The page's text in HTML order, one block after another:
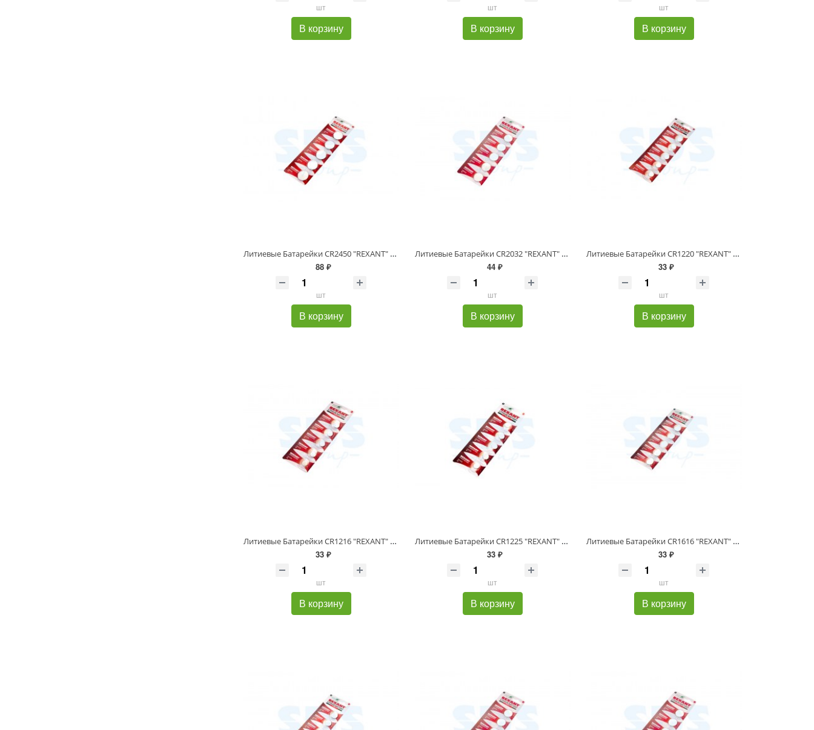
шт
В корзину
шт
В корзину
шт
В корзину
Литиевые Батарейки CR2450 "REXANT" 5 шт 3 V 580 mAh блистер
88 ₽
шт
В корзину
Литиевые Батарейки CR2032 "REXANT" 5 шт 3 V 220 mAh блистер
44 ₽
шт
В корзину
Литиевые Батарейки CR1220 "REXANT" 5 шт 3 V 40 mAh блистер
33 ₽
шт
В корзину
Литиевые Батарейки CR1216 "REXANT" 5 шт 3 V 25mAh блистер
33 ₽
шт
В корзину
Литиевые Батарейки CR1225 "REXANT" 5 шт 3 V 48 mAh блистер
33 ₽
шт
В корзину
Литиевые Батарейки CR1616 "REXANT" 5 шт 3 V 50 mAh блистер
33 ₽
шт
В корзину